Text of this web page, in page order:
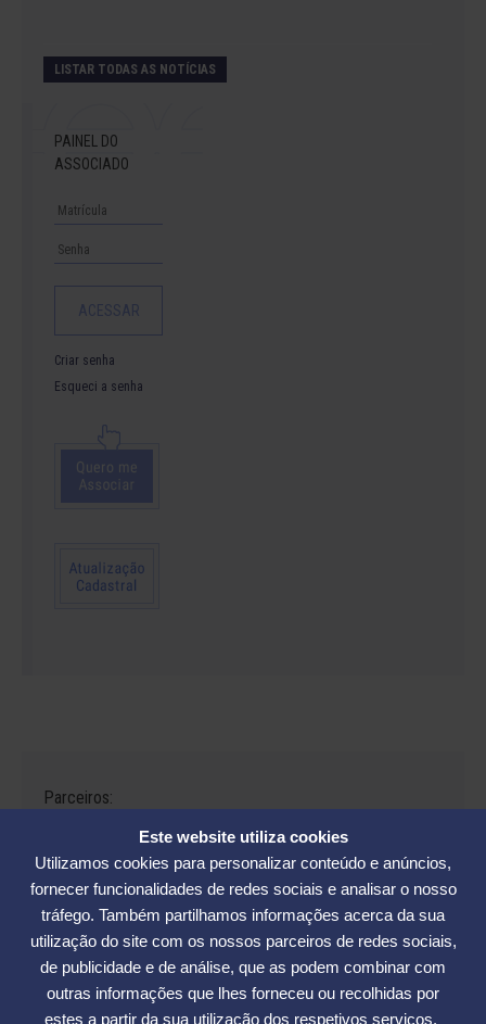
Este website utiliza cookies
Utilizamos cookies para personalizar conteúdo e anúncios,
fornecer funcionalidades de redes sociais e analisar o nosso
tráfego. Também partilhamos informações acerca da sua
utilização do site com os nossos parceiros de redes sociais,
de publicidade e de análise, que as podem combinar com
outras informações que lhes forneceu ou recolhidas por
estes a partir da sua utilização dos respetivos serviços.
LISTAR TODAS AS NOTÍCIAS
PAINEL DO
ASSOCIADO
Criar senha
Esqueci a senha
Parceiros:
Avenida César Seara, 560 - Florianópolis | Telefones: (48) 3234-2986
- (48) 3234-2089 - (48) 3233-5370. | E-mail:elase@elase.com.br
Sede de Praia: Rua Elke Hering, 70, Barra da Lagoa - Florianópolis |
Telefone 48 3365-5789 | E-mail:sedepraia@elase.com.br